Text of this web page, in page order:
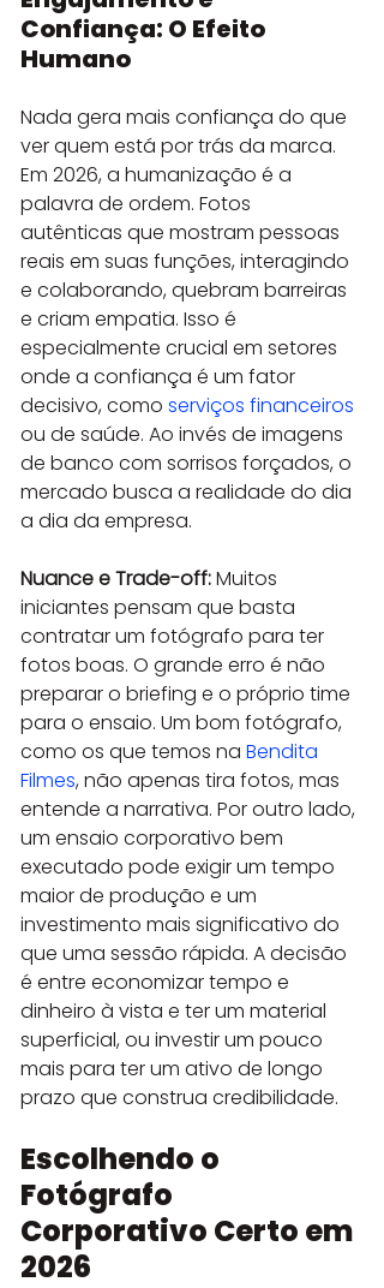
Confiança: O Efeito
Humano
Nada gera mais confiança do que
ver quem está por trás da marca.
Em 2026, a humanização é a
palavra de ordem. Fotos
autênticas que mostram pessoas
reais em suas funções, interagindo
e colaborando, quebram barreiras
e criam empatia. Isso é
especialmente crucial em setores
onde a confiança é um fator
decisivo, como serviços financeiros
ou de saúde. Ao invés de imagens
de banco com sorrisos forçados, o
mercado busca a realidade do dia
a dia da empresa.
Nuance e Trade-off: Muitos
iniciantes pensam que basta
contratar um fotógrafo para ter
fotos boas. O grande erro é não
preparar o briefing e o próprio time
para o ensaio. Um bom fotógrafo,
como os que temos na Bendita
Filmes, não apenas tira fotos, mas
entende a narrativa. Por outro lado,
um ensaio corporativo bem
executado pode exigir um tempo
maior de produção e um
investimento mais significativo do
que uma sessão rápida. A decisão
é entre economizar tempo e
dinheiro à vista e ter um material
superficial, ou investir um pouco
mais para ter um ativo de longo
prazo que construa credibilidade.
Escolhendo o
Fotógrafo
Corporativo Certo em
2026